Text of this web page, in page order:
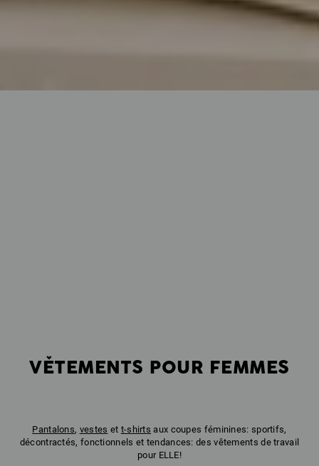
VĚTEMENTS POUR FEMMES
Pantalons, vestes et t-shirts aux coupes féminines: sportifs,
décontractés, fonctionnels et tendances: des vêtements de travail
pour ELLE!